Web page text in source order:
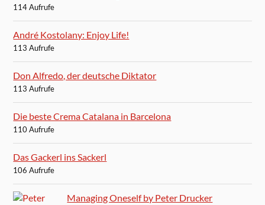
114 Aufrufe
André Kostolany: Enjoy Life!
113 Aufrufe
Don Alfredo, der deutsche Diktator
113 Aufrufe
Die beste Crema Catalana in Barcelona
110 Aufrufe
Das Gackerl ins Sackerl
106 Aufrufe
Managing Oneself by Peter Drucker